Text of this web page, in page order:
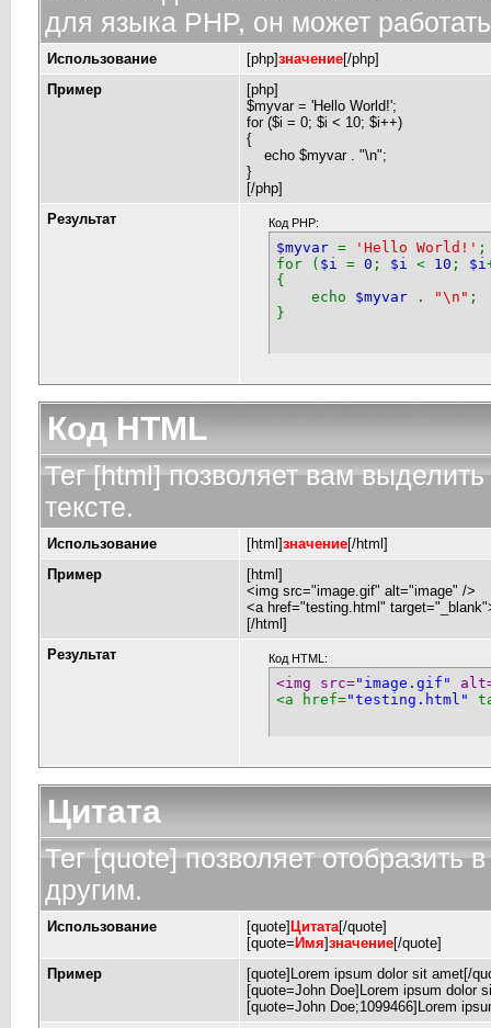
для языка PHP, он может
Использование [php]значение[/php]
Пример
[php]
$myvar = 'Hello World!';
for ($i = 0; $i < 10; $i++)
{
echo $myvar . "\n";
}
[/php]
Результат
Код PHP:
$myvar = 'Hello World!' ;
for ( $i = 0 ; $i < 10 ; $i
{
echo $myvar . "\n" ;
}
Код HTML
Тег [html] позволяет вам
тексте.
Использование [html]значение[/html]
Пример
[html]
<img src="image.gif" alt="image" />
<a href="testing.html"
[/html]
Результат
Код HTML:
<img src="image.gif"
<a href="testing.html"
Цитата
Тег [quote] позволяет отобразить
другим.
Использование [quote] Цитата[/quote]
[quote= Имя]значение[/quote]
Пример
[quote]Lorem ipsum dolor sit amet[/
[quote=John Doe]Lorem ipsum dolor
[quote=John Doe;1099466]Lorem